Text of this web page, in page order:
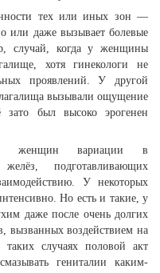
тех или иных зон —
или даже вызывает болевые
случай, когда у женщины
хотя гинекологи не
проявлений. У другой
вызывали ощущение
был высоко эрогенен
женщин вариации в
подготавливающих
У некоторых
Но есть и такие, у
даже после очень долгих
вызванных воздействием на
случаях половой акт
гениталии каким-